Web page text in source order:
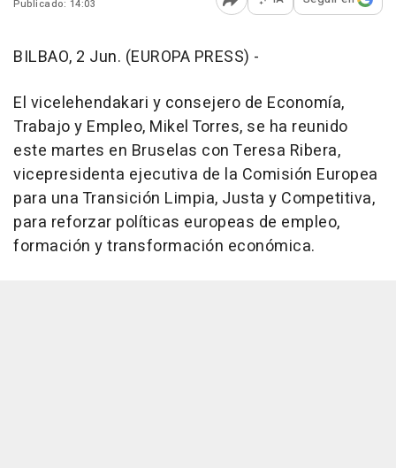
Publicado: 14:03
Abrir opciones para
BILBAO, 2 Jun. (EUROPA PRESS) -
El vicelehendakari y consejero de Economía,
Trabajo y Empleo, Mikel Torres, se ha reunido
este martes en Bruselas con Teresa Ribera,
vicepresidenta ejecutiva de la Comisión Europea
para una Transición Limpia, Justa y Competitiva,
para reforzar políticas europeas de empleo,
formación y transformación económica.